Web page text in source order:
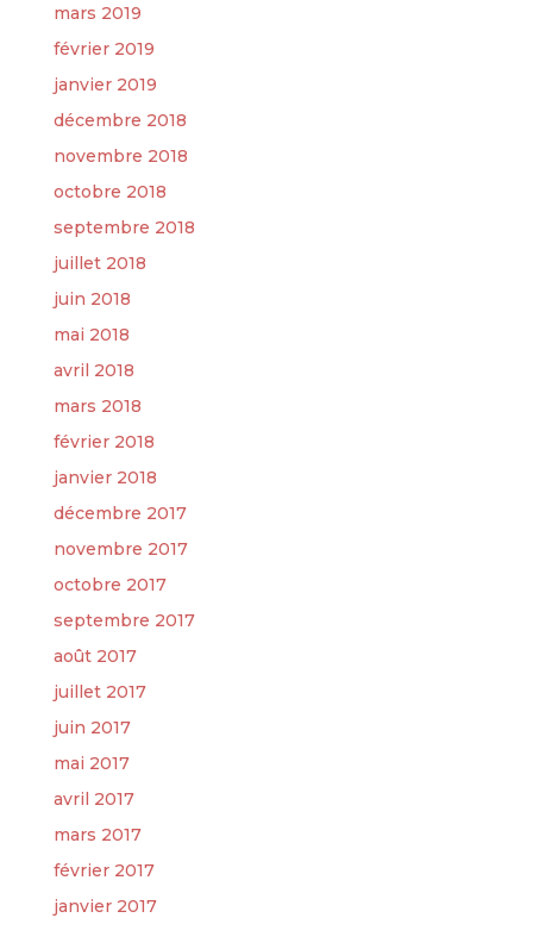
mars 2019
février 2019
janvier 2019
décembre 2018
novembre 2018
octobre 2018
septembre 2018
juillet 2018
juin 2018
mai 2018
avril 2018
mars 2018
février 2018
janvier 2018
décembre 2017
novembre 2017
octobre 2017
septembre 2017
août 2017
juillet 2017
juin 2017
mai 2017
avril 2017
mars 2017
février 2017
janvier 2017